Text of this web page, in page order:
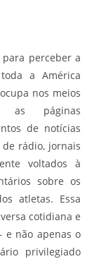
perceber a
a América
nos meios
as páginas
de notícias
rádio, jornais
voltados à
sobre os
atletas. Essa
cotidiana e
e não apenas o
privilegiado